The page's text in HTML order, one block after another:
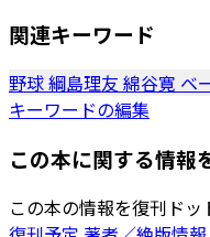
関連キーワード
野球綱島理友 綿谷寛 ベ
キーワードの編集
この本に関する情報
この本の情報を復刊ド